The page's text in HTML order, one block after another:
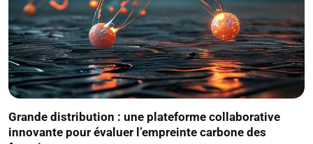
Grande distribution : une plateforme collaborative
innovante pour évaluer l’empreinte carbone des